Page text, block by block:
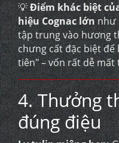
💡Điểm khác biệt
hiệu Cognac lớnnhư
tập trung vào hương
chưng cất đặc biệt
tiên" – vốn rất dễ
4. Thưởng
đúng điệu